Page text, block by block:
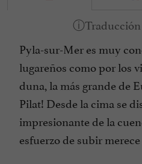
Pyla-sur-Mer es muy
lugareños como por los
duna, la más grande de
Pilat! Desde la cima se
impresionante de la
esfuerzo de subir